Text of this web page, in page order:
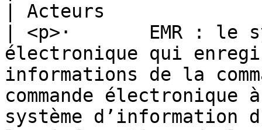
| Acteurs
| <p>·       EMR : le
électronique qui
informations de la
commande
système